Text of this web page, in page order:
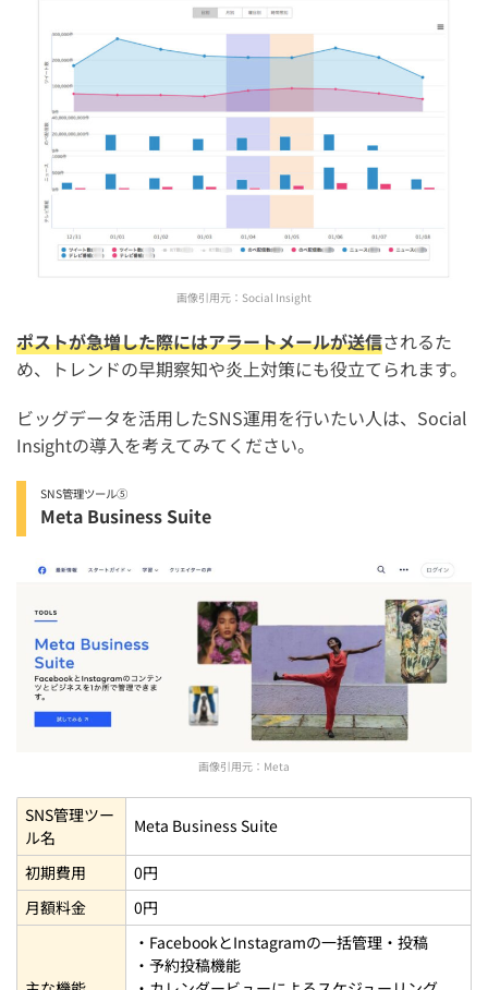
画像引用元： Social Insight
ポストが急増した際にはアラートメールが送信されるた
め、トレンドの早期察知や炎上対策にも役立てられます。
ビッグデータを活用したSNS運用を行いたい人は、Social
Insightの導入を考えてみてください。
SNS管理ツール⑤
Meta Business Suite
画像引用元： Meta
SNS管理ツー
ル名
Meta Business Suite
初期費用
0円
月額料金
0円
・FacebookとInstagramの一括管理・投稿
・予約投稿機能